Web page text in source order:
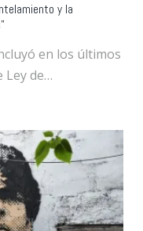
y la
en los últimos
Ley de…